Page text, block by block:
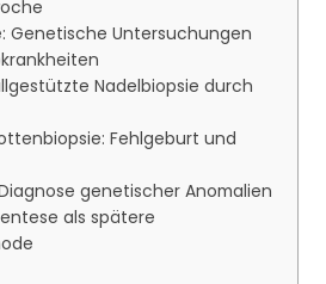
Genetische Untersuchungen
Nadelbiopsie durch
Fehlgeburt und
genetischer Anomalien
als spätere